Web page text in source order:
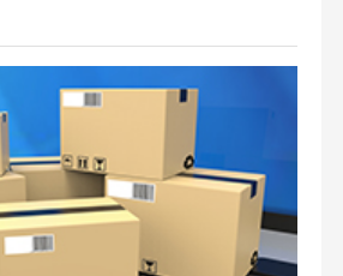
三方海外仓没有平台的限制，都能使